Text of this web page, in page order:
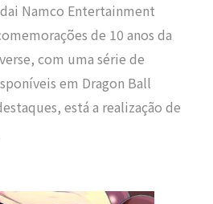
Namco Entertainment
de 10 anos da
com uma série de
em Dragon Ball
está a realização de